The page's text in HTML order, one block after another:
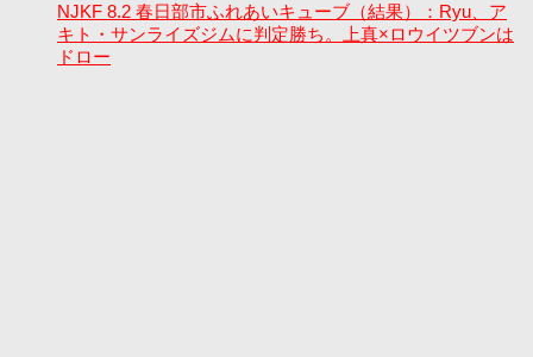
NJKF 8.2 春日部市ふれあいキューブ（結果）：Ryu、ア
キト・サンライズジムに判定勝ち。上真×ロウイツブンは
ドロー